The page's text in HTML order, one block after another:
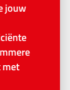
jouw
met